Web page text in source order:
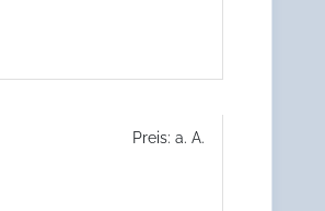
Preis: a. A.